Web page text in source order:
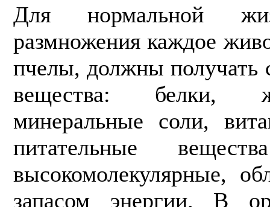
Для нормальной
размножения каждое
пчелы, должны
ве­щества: белки,
минеральные соли,
питательные
высокомолекуляр­ные,
запасом энергии. В